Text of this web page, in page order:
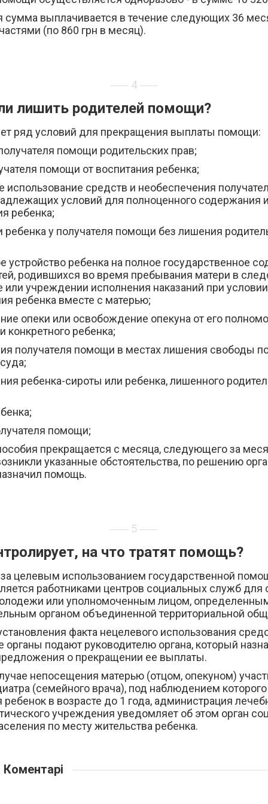
сумма выплачивается в течение следующих 36
(по 860 грн в месяц).
4
лишить родителей помощи?
ряд условий для прекращения выплаты помощи:
помощи родительских прав;
помощи от воспитания ребенка;
использование средств и необеспечения
условий для полноценного содержания
ребенка;
ребенка у получателя помощи без лишения
устройство ребенка на полное государственное
родившихся во время пребывания матери в
или учреждении исполнения наказаний при условии
ребенка вместе с матерью;
опеки или освобождение опекуна от его
конкретного ребенка;
получателя помощи в местах лишения свободы
ребенка-сироты или ребенка, лишенного
помощи;
прекращается с месяца, следующего за
указанные обстоятельства, по решению
помощь.
5
на что тратят помощь?
целевым использованием государственной
работниками центров социальных служб для
или уполномоченным лицом,
органом объединенной территориальной
факта нецелевого использования
органы подают руководителю органа, который
о прекращении ее выплаты.
непосещения матерью (отцом, опекуном)
(семейного врача), под наблюдением которого
ребенок в возрасте до 1 года, администрация
учреждения уведомляет об этом орган
по месту жительства ребенка.
Коментарі